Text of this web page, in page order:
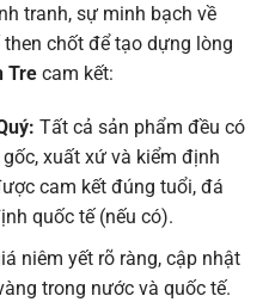
tranh, sự minh bạch về
chốt để tạo dựng lòng
Tre cam kết:
Tất cả sản phẩm đều có
xuất xứ và kiểm định
cam kết đúng tuổi, đá
quốc tế (nếu có).
niêm yết rõ ràng, cập nhật
trong nước và quốc tế.